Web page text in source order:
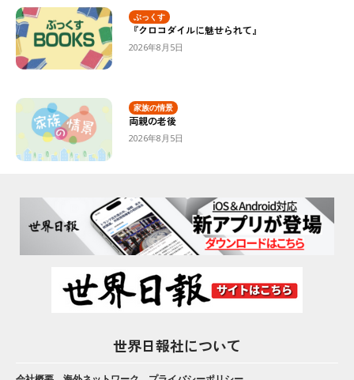
ぶっくす
『クロコダイルに魅せられて』
2026年8月5日
家族の情景
両親の老後
2026年8月5日
世界日報社について